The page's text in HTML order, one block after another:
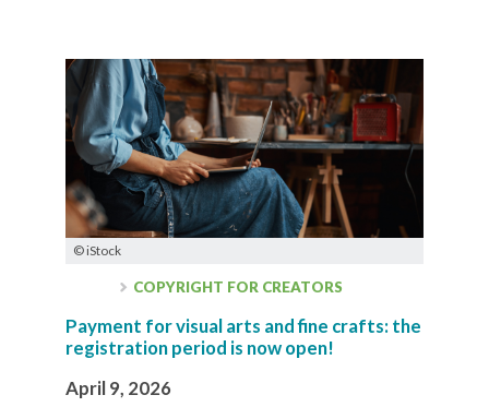
© iStock
COPYRIGHT FOR CREATORS
Payment for visual arts and fine crafts: the
registration period is now open!
April 9, 2026